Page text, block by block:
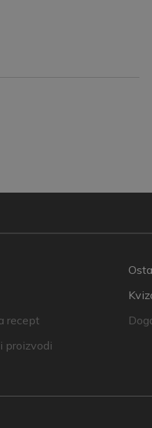
recept
proizvodi